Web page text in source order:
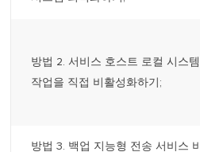
방법 2. 서비스 호스트 로컬 시스템
작업을 직접 비활성화하기;
방법 3. 백업 지능형 전송 서비스 비